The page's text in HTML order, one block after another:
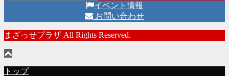
イベント情報
お問い合わせ
まざっせプラザ All Rights Reserved.
トップ